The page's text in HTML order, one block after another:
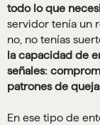
todo lo que
servidor tenía un
no, no tenías
la capacidad de
señales:
patrones de
En ese tipo de